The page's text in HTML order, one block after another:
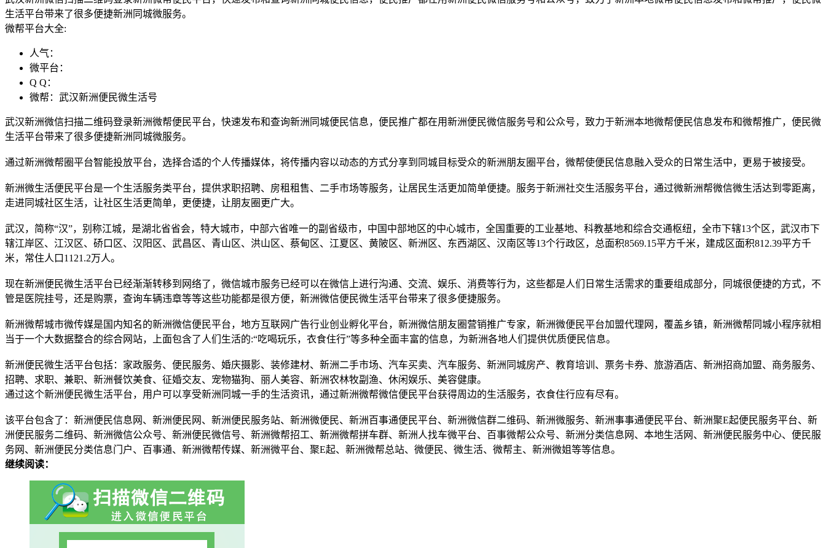
生活平台带来了很多便捷新洲同城微服务。
微帮平台大全:
人气：
微平台：
Q Q：
微帮：武汉新洲便民微生活号
武汉新洲微信扫描二维码登录新洲微帮便民平台，快速发布和查询新洲同城便民信息，便民推广都在用新洲便民微信服务号和公众号，致力于新洲本地微帮便民信息发布和微帮推广，便民微
生活平台带来了很多便捷新洲同城微服务。
通过新洲微帮圈平台智能投放平台，选择合适的个人传播媒体，将传播内容以动态的方式分享到同城目标受众的新洲朋友圈平台，微帮使便民信息融入受众的日常生活中，更易于被接受。
新洲微生活便民平台是一个生活服务类平台，提供求职招聘、房租租售、二手市场等服务，让居民生活更加简单便捷。服务于新洲社交生活服务平台，通过微新洲帮微信微生活达到零距离，
走进同城社区生活，让社区生活更简单，更便捷，让朋友圈更广大。
武汉，简称“汉”，别称江城，是湖北省省会，特大城市，中部六省唯一的副省级市，中国中部地区的中心城市，全国重要的工业基地、科教基地和综合交通枢纽，全市下辖13个区，武汉市下
辖江岸区、江汉区、硚口区、汉阳区、武昌区、青山区、洪山区、蔡甸区、江夏区、黄陂区、新洲区、东西湖区、汉南区等13个行政区，总面积8569.15平方千米，建成区面积812.39平方千
米，常住人口1121.2万人。
现在新洲便民微生活平台已经渐渐转移到网络了，微信城市服务已经可以在微信上进行沟通、交流、娱乐、消费等行为，这些都是人们日常生活需求的重要组成部分，同城很便捷的方式，不
管是医院挂号，还是购票，查询车辆违章等等这些功能都是很方便，新洲微信便民微生活平台带来了很多便捷服务。
新洲微帮城市微传媒是国内知名的新洲微信便民平台，地方互联网广告行业创业孵化平台，新洲微信朋友圈营销推广专家，新洲微便民平台加盟代理网，覆盖乡镇，新洲微帮同城小程序就相
当于一个大数据整合的综合网站，上面包含了人们生活的:“吃喝玩乐，衣食住行”等多种全面丰富的信息，为新洲各地人们提供优质便民信息。
新洲便民微生活平台包括：家政服务、便民服务、婚庆摄影、装修建材、新洲二手市场、汽车买卖、汽车服务、新洲同城房产、教育培训、票务卡券、旅游酒店、新洲招商加盟、商务服务、
招聘、求职、兼职、新洲餐饮美食、征婚交友、宠物猫狗、丽人美容、新洲农林牧副渔、休闲娱乐、美容健康。
通过这个新洲便民微生活平台，用户可以享受新洲同城一手的生活资讯，通过新洲微帮微信便民平台获得周边的生活服务，衣食住行应有尽有。
该平台包含了：新洲便民信息网、新洲便民网、新洲便民服务站、新洲微便民、新洲百事通便民平台、新洲微信群二维码、新洲微服务、新洲事事通便民平台、新洲聚E起便民服务平台、新
洲便民服务二维码、新洲微信公众号、新洲便民微信号、新洲微帮招工、新洲微帮拼车群、新洲人找车微平台、百事微帮公众号、新洲分类信息网、本地生活网、新洲便民服务中心、便民服
务网、新洲便民分类信息门户、百事通、新洲微帮传媒、新洲微平台、聚E起、新洲微帮总站、微便民、微生活、微帮主、新洲微姐等等信息。
继续阅读：